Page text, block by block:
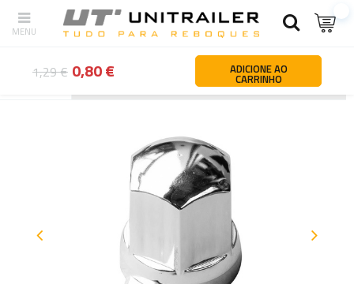
Atrás Página principal Rodas jantes pneus Peças
1,29 € 0,80 € ADICIONE AO
CARRINHO